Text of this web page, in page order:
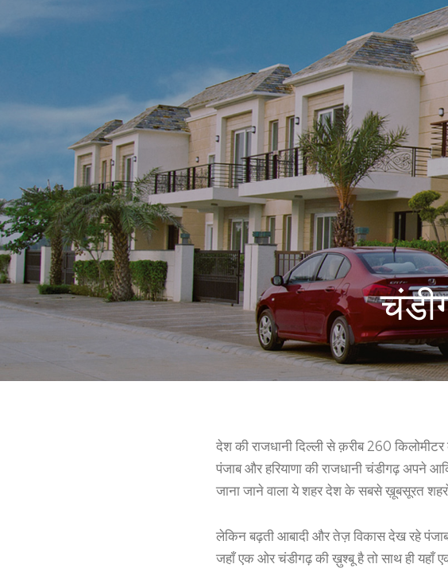
देश की राजधानी दिल्ली से क़रीब 260
पंजाब और हरियाणा की राजधानी चंडीगढ़ अपने
जाना जाने वाला ये शहर देश के सबसे ख़ूबसूरत
लेकिन बढ़ती आबादी और तेज़ विकास देख रहे
जहाँ एक ओर चंडीगढ़ की ख़ुश्बू है तो साथ ही यहाँ